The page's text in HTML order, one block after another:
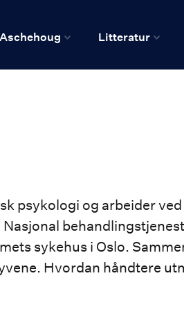
Litteratur
psykologi og arbeider
sykehus i Oslo.
Hvordan håndtere